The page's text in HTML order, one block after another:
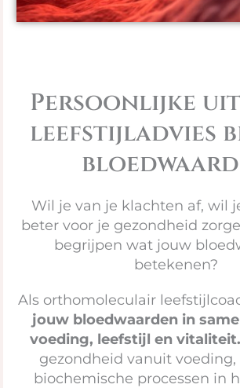
Persoonlijke
leefstijladvies
Wil je van je klachten af, wil
beter voor je gezondheid
begrijpen wat jouw
betekenen?
Als orthomoleculair
jouw bloedwaarden in
voeding, leefstijl en vitaliteit.
gezondheid vanuit
biochemische processen in